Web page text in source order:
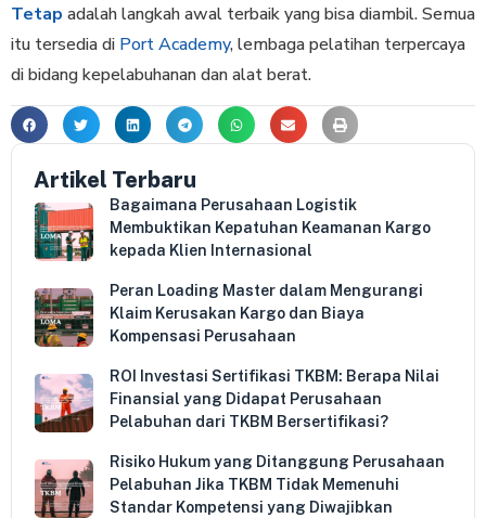
Tetap adalah langkah awal terbaik yang bisa diambil. Semua
itu tersedia di Port Academy, lembaga pelatihan terpercaya
di bidang kepelabuhanan dan alat berat.
Artikel Terbaru
Bagaimana Perusahaan Logistik
Membuktikan Kepatuhan Keamanan Kargo
kepada Klien Internasional
Peran Loading Master dalam Mengurangi
Klaim Kerusakan Kargo dan Biaya
Kompensasi Perusahaan
ROI Investasi Sertifikasi TKBM: Berapa Nilai
Finansial yang Didapat Perusahaan
Pelabuhan dari TKBM Bersertifikasi?
Risiko Hukum yang Ditanggung Perusahaan
Pelabuhan Jika TKBM Tidak Memenuhi
Standar Kompetensi yang Diwajibkan